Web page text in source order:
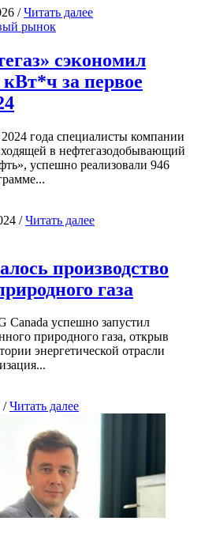
/Читать далее
рынок
сэкономил
за первое
года специалисты компании
в нефтегазодобывающий
успешно реализовали 946
/Читать далее
производство
газа
Canada успешно запустил
природного газа, открыв
энергетической отрасли
/Читать далее